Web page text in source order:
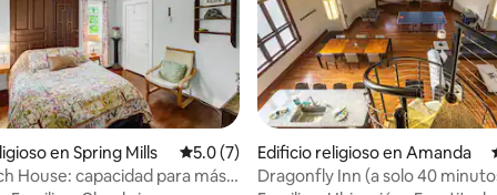
de 5, 52 reseñas
en Spring Mills Calificación promedio: 5.0 de 5, 7 reseñas
5.0 (7)
House: capacidad para más
Edificio religioso en Amanda
Dragonfly Inn (a solo 40